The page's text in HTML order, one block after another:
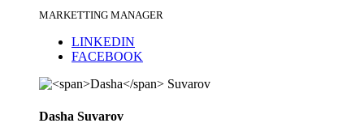
MARKETTING MANAGER
LINKEDIN
FACEBOOK
Dasha Suvarov